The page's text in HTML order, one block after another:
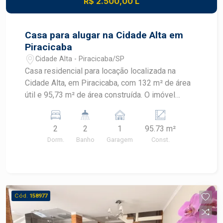
praticidade e excelente custo-benefício no
Casa para alugar na Cidade Alta em
Piracicaba
Cidade Alta - Piracicaba/SP
Casa residencial para locação localizada na
Cidade Alta, em Piracicaba, com 132 m² de área
útil e 95,73 m² de área construída. O imóvel
armários, oferecendo praticidade em localização
estratégica. CARACTERÍSTICAS DO IMÓVEL -
Área útil de 132 m² - Área construída de 95,73 m²
momentos de lazer e convivência - Churrasqueira
para confraternizações - Armários que
contribuem para a organização dos ambientes -
2
Dorm.
2
Banho
1
Garagem
95.73 m²
Const.
Cód. 158977